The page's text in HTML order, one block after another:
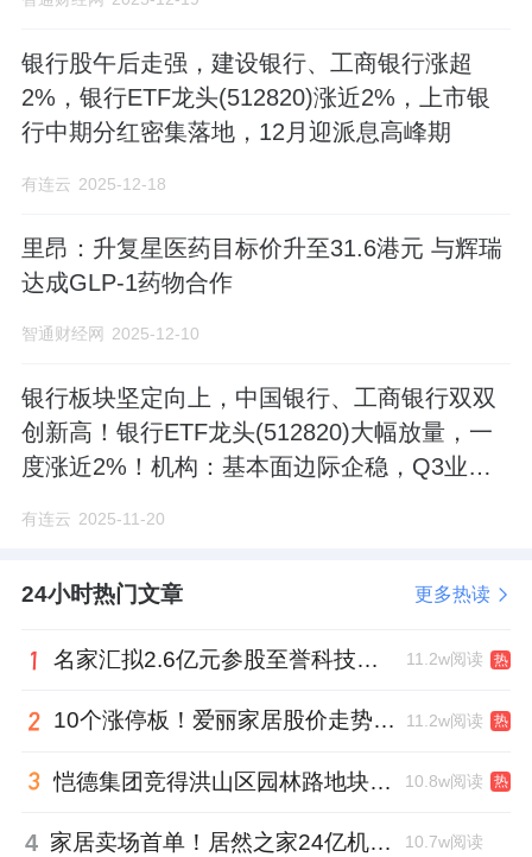
银行股午后走强，建设银行、工商银行涨超
2%，银行ETF龙头(512820)涨近2%，上市银
行中期分红密集落地，12月迎派息高峰期
有连云 2025-12-18
里昂：升复星医药目标价升至31.6港元 与辉瑞
达成GLP-1药物合作
智通财经网 2025-12-10
银行板块坚定向上，中国银行、工商银行双双
创新高！银行ETF龙头(512820)大幅放量，一
度涨近2%！机构：基本面边际企稳，Q3业绩
有连云 2025-11-20
24小时热门文章 更多热读
名家汇拟2.6亿元参股至誉科技，跨界布局工业级固态存储 11.2w阅读 热
10个涨停板！爱丽家居股价走势有点狂 11.2w阅读 热
恺德集团竞得洪山区园林路地块，引入贝好家C2M产品定位及营销服务 10.8w阅读 热
4 家居卖场首单！居然之家24亿机构间REITs获深交所无异议函 10.7w阅读